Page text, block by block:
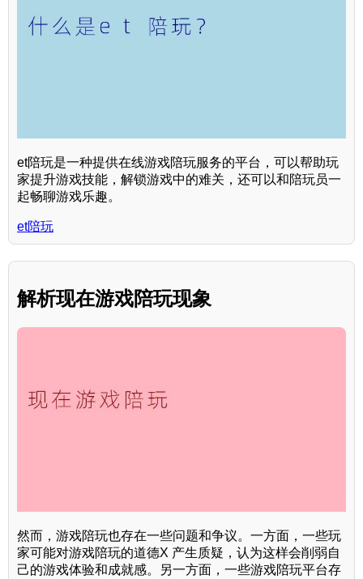
et陪玩是一种提供在线游戏陪玩服务的平台，可以帮助玩
家提升游戏技能，解锁游戏中的难关，还可以和陪玩员一
起畅聊游戏乐趣。
et陪玩
解析现在游戏陪玩现象
然而，游戏陪玩也存在一些问题和争议。一方面，一些玩
家可能对游戏陪玩的道德X 产生质疑，认为这样会削弱自
己的游戏体验和成就感。另一方面，一些游戏陪玩平台存